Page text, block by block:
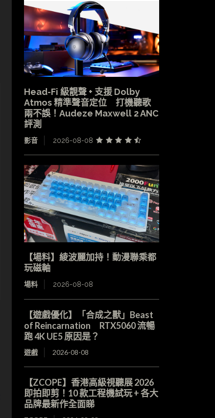
Head-Fi 級靚聲 + 支援 Dolby
Atmos 精準聲音定位 打機聽歌
兩不誤！Audeze Maxwell 2 ANC
評測
影音 2026-08-08
【場料】綾波麗加持！動漫聯乘都
玩磁軸
場料 2026-08-08
【遊戲優化】「合成之獸」Beast
of Reincarnation RTX5060 流暢
跑 4K UE5 原因是？
遊戲 2026-08-08
【ZCOPE】香港高級視聽展 2026
即拍即剪！10 款工程機試玩 + 各大
品牌最新作全面睇